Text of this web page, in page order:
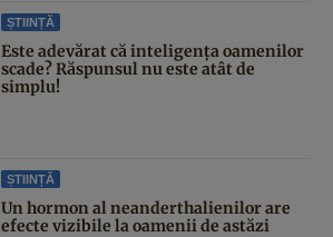
ȘTIINȚĂ
Este adevărat că inteligența oamenilor
scade? Răspunsul nu este atât de
simplu!
ȘTIINȚĂ
Un hormon al neanderthalienilor are
efecte vizibile la oamenii de astăzi